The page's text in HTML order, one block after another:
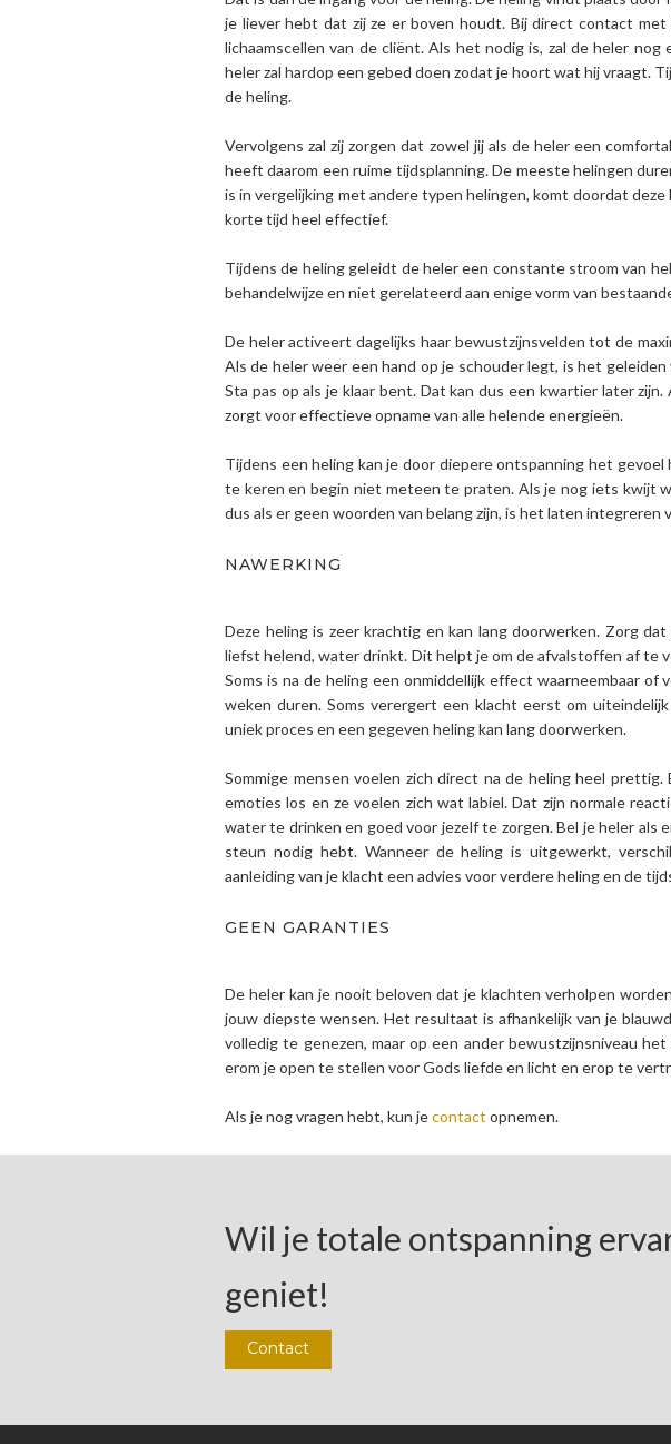
je liever hebt dat zij ze er boven houdt. Bij direct contact
lichaamscellen van de cliënt. Als het nodig is, zal de heler
heler zal hardop een gebed doen zodat je hoort wat hij vraagt.
de heling.
Vervolgens zal zij zorgen dat zowel jij als de heler een
heeft daarom een ruime tijdsplanning. De meeste helingen
is in vergelijking met andere typen helingen, komt doordat
korte tijd heel effectief.
Tijdens de heling geleidt de heler een constante stroom van
behandelwijze en niet gerelateerd aan enige vorm van
De heler activeert dagelijks haar bewustzijnsvelden tot de
Als de heler weer een hand op je schouder legt, is het
Sta pas op als je klaar bent. Dat kan dus een kwartier later
zorgt voor effectieve opname van alle helende energieën.
Tijdens een heling kan je door diepere ontspanning het
te keren en begin niet meteen te praten. Als je nog iets kwijt
dus als er geen woorden van belang zijn, is het laten integreren
NAWERKING
Deze heling is zeer krachtig en kan lang doorwerken. Zorg
liefst helend, water drinkt. Dit helpt je om de afvalstoffen af te
Soms is na de heling een onmiddellijk effect waarneembaar of
weken duren. Soms verergert een klacht eerst om
uniek proces en een gegeven heling kan lang doorwerken.
Sommige mensen voelen zich direct na de heling heel
emoties los en ze voelen zich wat labiel. Dat zijn normale
water te drinken en goed voor jezelf te zorgen. Bel je heler als
steun nodig hebt. Wanneer de heling is uitgewerkt,
aanleiding van je klacht een advies voor verdere heling en de
GEEN GARANTIES
De heler kan je nooit beloven dat je klachten verholpen
jouw diepste wensen. Het resultaat is afhankelijk van je
volledig te genezen, maar op een ander bewustzijnsniveau
erom je open te stellen voor Gods liefde en licht en erop te
Als je nog vragen hebt, kun jecontact opnemen.
Wil je totale ontspanning
geniet!
Contact